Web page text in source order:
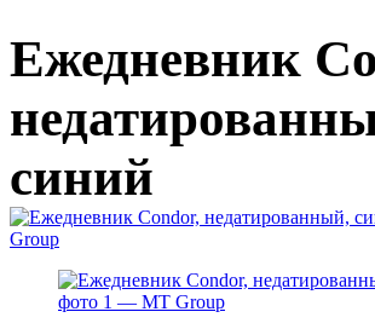
Ежедневник
синий